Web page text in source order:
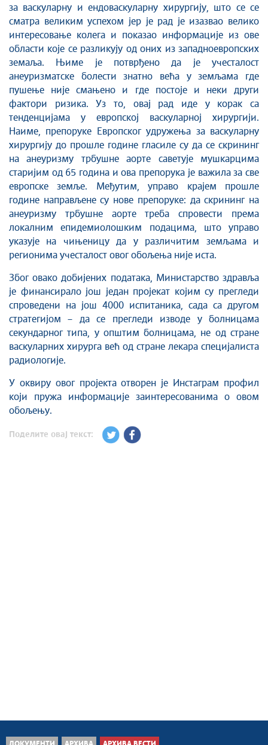
за васкуларну и ендоваскуларну хирургију, што се се
сматра великим успехом јер је рад је изазвао велико
интересовање колега и показао информације из ове
области које се разликују од оних из западноевропских
земаља. Њиме је потврђено да је учесталост
анеуризматске болести знатно већа у земљама где
пушење није смањено и где постоје и неки други
фактори ризика. Уз то, овај рад иде у корак са
тенденцијама у европској васкуларној хирургији.
Наиме, препоруке Европског удружења за васкуларну
хирургију до прошле године гласиле су да се скрининг
на анеуризму трбушне аорте саветује мушкарцима
старијим од 65 година и ова препорука је важила за све
европске земље. Међутим, управо крајем прошле
године направљене су нове препоруке: да скрининг на
анеуризму трбушне аорте треба спровести према
локалним епидемиолошким подацима, што управо
указује на чињеницу да у различитим земљама и
регионима учесталост овог обољења није иста.
Због овако добијених података, Министарство здравља
је финансирало још један пројекат којим су прегледи
спроведени на још 4000 испитаника, сада са другом
стратегијом – да се прегледи изводе у болницама
секундарног типа, у општим болницама, не од стране
васкуларних хирурга већ од стране лекара специјалиста
радиологије.
У оквиру овог пројекта отворен је Инстаграм профил
који пружа информације заинтересованима о овом
обољењу.
Поделите овај текст: